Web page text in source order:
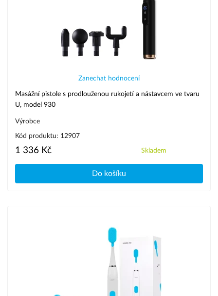
Zanechat hodnocení
Masážní pistole s prodlouženou rukojetí a nástavcem ve tvaru
U, model 930
Výrobce
Kód produktu: 12907
1 336 Kč Skladem
Do košíku